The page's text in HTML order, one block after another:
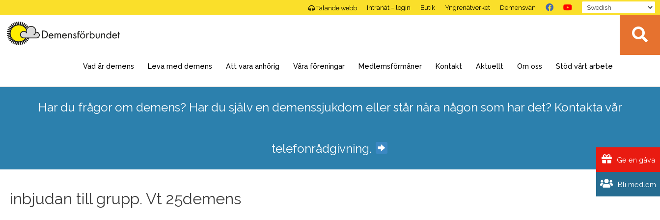
to
content
Talande webb Intranät – login Butik Yngrenätverket Demensvän
Vad är demens Leva med demens Att vara anhörig Våra föreningar Medlemsförmåner Kontakt Aktuellt Om oss Stöd vårt arbete
Har du frågor om demens? Har du själv en demenssjukdom eller står nära någon som har det? Kontakta vår
telefonrådgivning.
inbjudan till grupp. Vt 25demens
Bli medlem
Ge en gåva